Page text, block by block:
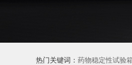
热门关键词： 药物稳定性试验